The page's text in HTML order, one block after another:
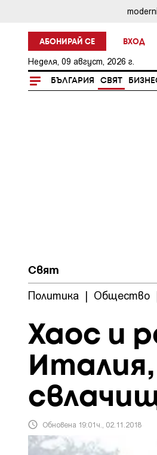
АБОНИРАЙ СЕ ВХОД
Неделя, 09 август, 2026 г.
БЪЛГАРИЯ СВЯТ
Свят
Политика | Общество
Хаос и
Обновена 19:01ч., 02.11.2018